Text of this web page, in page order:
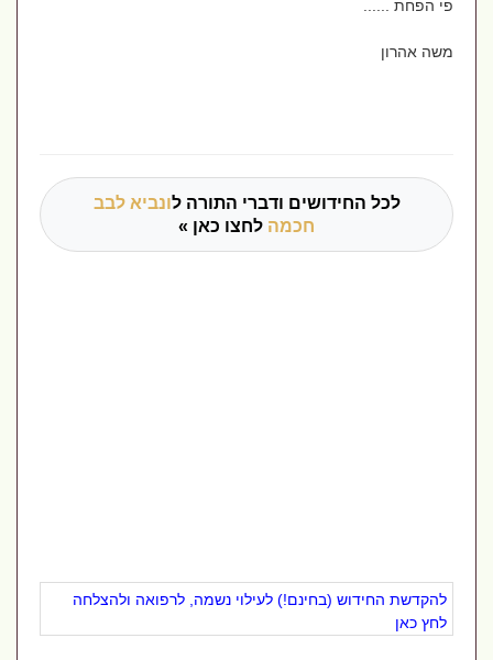
פי הפחת ......
משה אהרון
לכל החידושים ודברי התורה לונביא לבב
חכמהלחצו כאן »
להקדשת החידוש (בחינם!) לעילוי נשמה, לרפואה ולהצלחה
לחץ כאן